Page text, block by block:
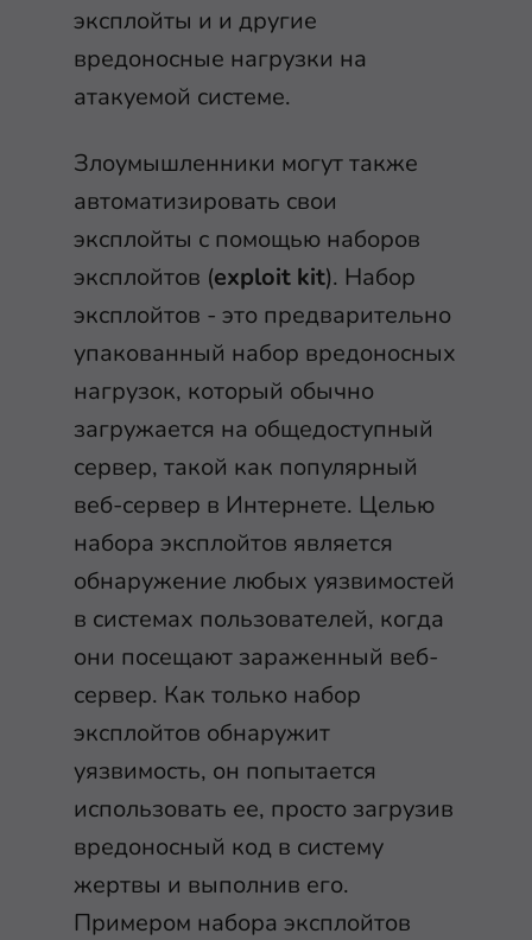
эксплойты и и другие
вредоносные нагрузки на
атакуемой системе.
Злоумышленники могут также
автоматизировать свои
эксплойты с помощью наборов
эксплойтов (exploit kit). Набор
эксплойтов - это предварительно
упакованный набор вредоносных
нагрузок, который обычно
загружается на общедоступный
сервер, такой как популярный
веб-сервер в Интернете. Целью
набора эксплойтов является
обнаружение любых уязвимостей
в системах пользователей, когда
они посещают зараженный веб-
сервер. Как только набор
эксплойтов обнаружит
уязвимость, он попытается
использовать ее, просто загрузив
вредоносный код в систему
жертвы и выполнив его.
Примером набора эксплойтов